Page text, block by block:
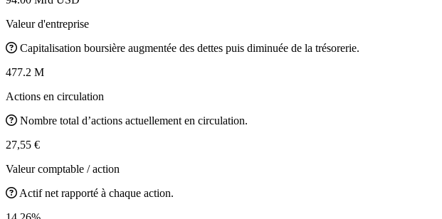
Valeur d'entreprise
Capitalisation boursière augmentée des dettes puis diminuée de la trésorerie.
477.2 M
Actions en circulation
Nombre total d’actions actuellement en circulation.
27,55 €
Valeur comptable / action
Actif net rapporté à chaque action.